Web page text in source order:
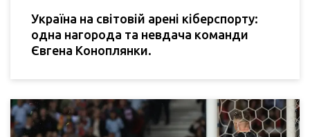
Україна на світовій арені кіберспорту:
одна нагорода та невдача команди
Євгена Коноплянки.